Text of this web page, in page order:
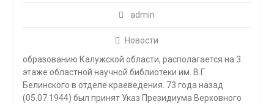
admin
Новости
образованию Калужской области, располагается на 3
этаже областной научной библиотеки им. В.Г.
Белинского в отделе краеведения. 73 года назад
(05.07.1944) был принят Указ Президиума Верховного